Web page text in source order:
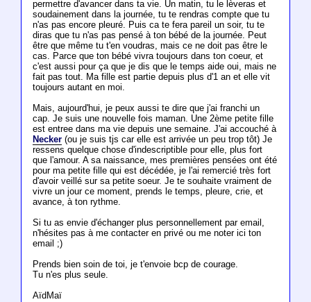
permettre d'avancer dans ta vie. Un matin, tu le lèveras et
soudainement dans la journée, tu te rendras compte que tu
n'as pas encore pleuré. Puis ca te fera pareil un soir, tu te
diras que tu n'as pas pensé à ton bébé de la journée. Peut
être que même tu t'en voudras, mais ce ne doit pas être le
cas. Parce que ton bébé vivra toujours dans ton coeur, et
c'est aussi pour ça que je dis que le temps aide oui, mais ne
fait pas tout. Ma fille est partie depuis plus d'1 an et elle vit
toujours autant en moi.
Mais, aujourd'hui, je peux aussi te dire que j'ai franchi un
cap. Je suis une nouvelle fois maman. Une 2ème petite fille
est entree dans ma vie depuis une semaine. J'ai accouché à
Necker(ou je suis tjs car elle est arrivée un peu trop tôt) Je
ressens quelque chose d'indescriptible pour elle, plus fort
que l'amour. A sa naissance, mes premières pensées ont été
pour ma petite fille qui est décédée, je l'ai remercié très fort
d'avoir veillé sur sa petite soeur. Je te souhaite vraiment de
vivre un jour ce moment, prends le temps, pleure, crie, et
avance, à ton rythme.
Si tu as envie d'échanger plus personnellement par email,
n'hésites pas à me contacter en privé ou me noter ici ton
email ;)
Prends bien soin de toi, je t'envoie bcp de courage.
Tu n'es plus seule.
AïdMaï